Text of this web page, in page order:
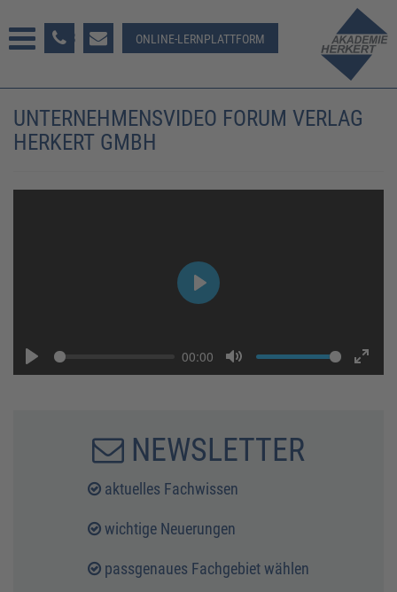
381-123 ONLINE-LERNPLATTFORM
UNTERNEHMENSVIDEO FORUM VERLAG
HERKERT GMBH
Play
00:00
Mute
Enter
Play
NEWSLETTER
aktuelles Fachwissen
wichtige Neuerungen
passgenaues Fachgebiet wählen